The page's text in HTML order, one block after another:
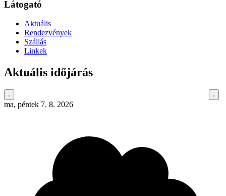
Látogató
Aktuális
Rendezvények
Szállás
Linkek
Aktuális időjárás
ma, péntek 7. 8. 2026